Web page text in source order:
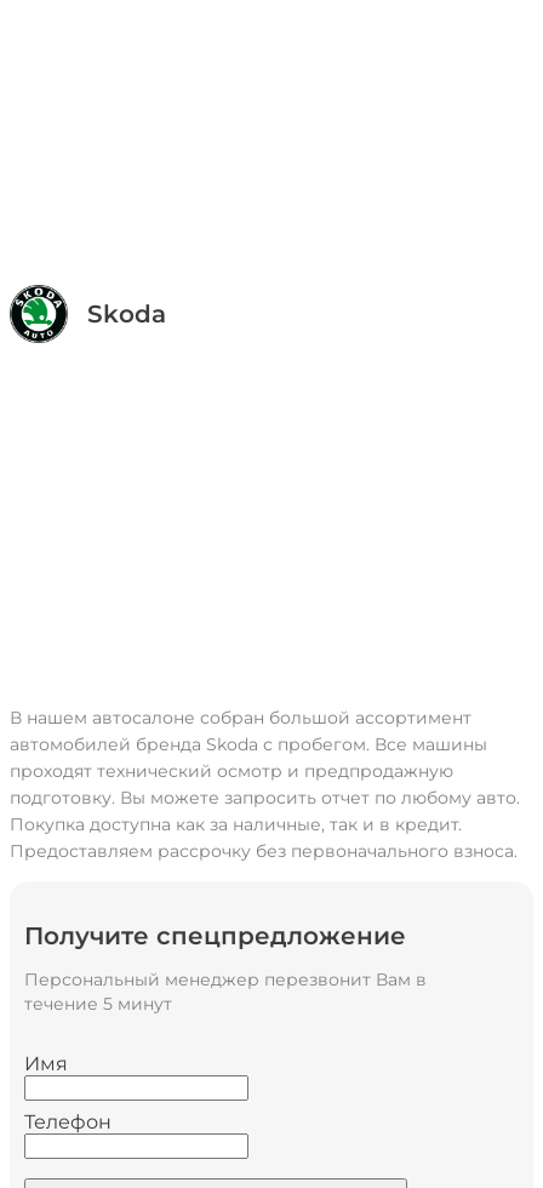
Skoda
В нашем автосалоне собран большой ассортимент
автомобилей бренда Skoda с пробегом. Все машины
проходят технический осмотр и предпродажную
подготовку. Вы можете запросить отчет по любому авто.
Покупка доступна как за наличные, так и в кредит.
Предоставляем рассрочку без первоначального взноса.
Получите спецпредложение
Персональный менеджер перезвонит Вам в
течение 5 минут
Имя
Телефон